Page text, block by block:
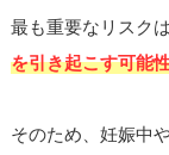
最も重要なリスクは
を引き起こす可能
そのため、妊娠中